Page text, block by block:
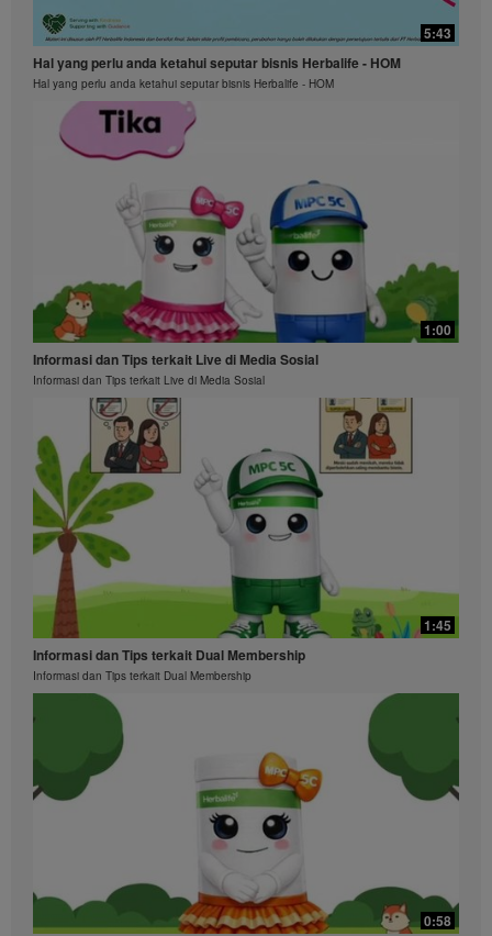
5:43
Hal yang perlu anda ketahui seputar bisnis Herbalife - HOM
Hal yang perlu anda ketahui seputar bisnis Herbalife - HOM
1:00
Informasi dan Tips terkait Live di Media Sosial
Informasi dan Tips terkait Live di Media Sosial
1:45
Informasi dan Tips terkait Dual Membership
Informasi dan Tips terkait Dual Membership
0:58